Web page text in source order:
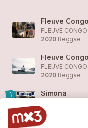
Fleuve
FLEUVE CONGO
2020 Reggae
Fleuve
FLEUVE CONGO
2020 Reggae
1 Simona
2020